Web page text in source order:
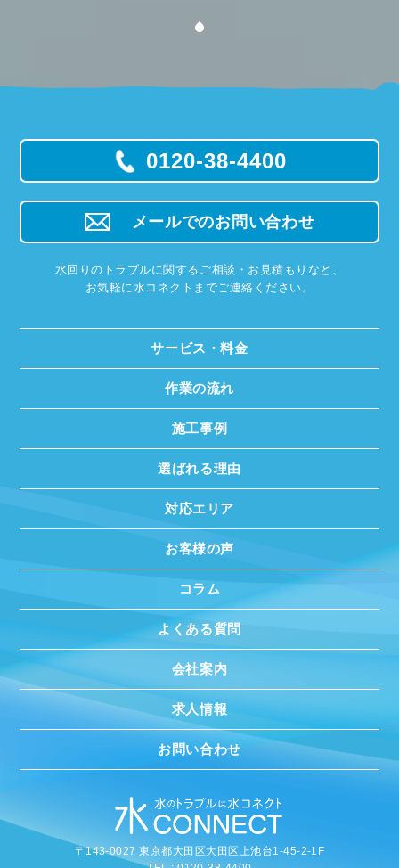
0120-38-4400
メールでのお問い合わせ
水回りのトラブルに関するご相談・お見積もりなど、
お気軽に水コネクトまでご連絡ください。
サービス・料金
作業の流れ
施工事例
選ばれる理由
対応エリア
お客様の声
コラム
よくある質問
会社案内
求人情報
お問い合わせ
〒143-0027 東京都大田区大田区上池台1-45-2-1F